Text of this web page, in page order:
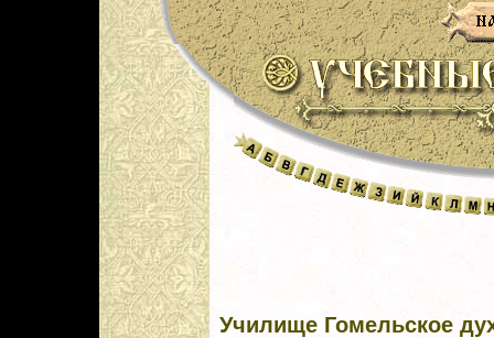
Училище Гомельское